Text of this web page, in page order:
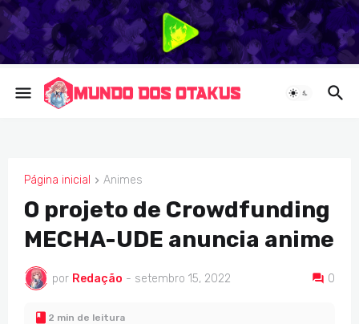
Página inicial Animes
ANIMES
O projeto de Crowdfunding
MECHA-UDE anuncia anime
por Redação - setembro 15, 2022 0
2 min de leitura